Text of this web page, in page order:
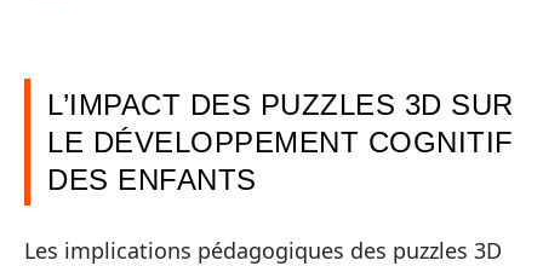
L’IMPACT DES PUZZLES 3D SUR
LE DÉVELOPPEMENT COGNITIF
DES ENFANTS
Les implications pédagogiques des puzzles 3D